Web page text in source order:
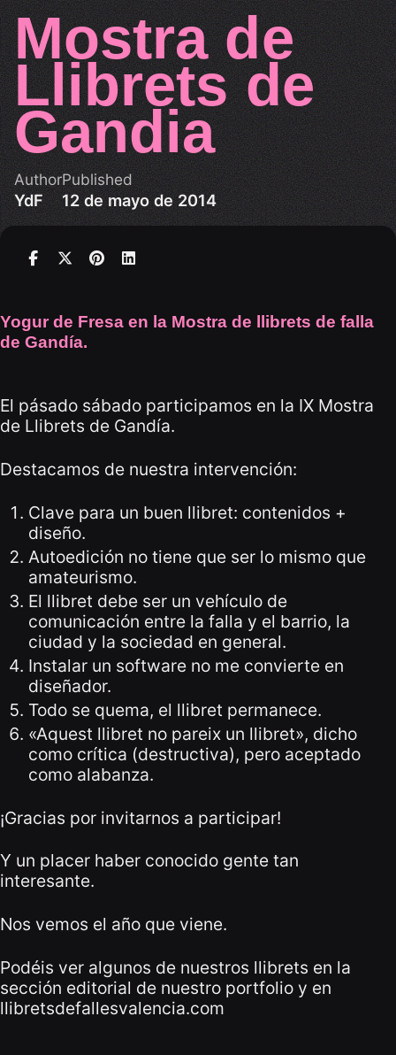
Mostra de
Llibrets de
Gandia
Author
YdF
Published
12 de mayo de 2014
Yogur de Fresa en la Mostra de llibrets de falla
de Gandía.
El pásado sábado participamos en la IX Mostra
de Llibrets de Gandía.
Destacamos de nuestra intervención:
Clave para un buen llibret: contenidos +
diseño.
Autoedición no tiene que ser lo mismo que
amateurismo.
El llibret debe ser un vehículo de
comunicación entre la falla y el barrio, la
ciudad y la sociedad en general.
Instalar un software no me convierte en
diseñador.
Todo se quema, el llibret permanece.
«Aquest llibret no pareix un llibret», dicho
como crítica (destructiva), pero aceptado
como alabanza.
¡Gracias por invitarnos a participar!
Y un placer haber conocido gente tan
interesante.
Nos vemos el año que viene.
Podéis ver algunos de nuestros llibrets en la
sección editorial de nuestro portfolio y en
llibretsdefallesvalencia.com